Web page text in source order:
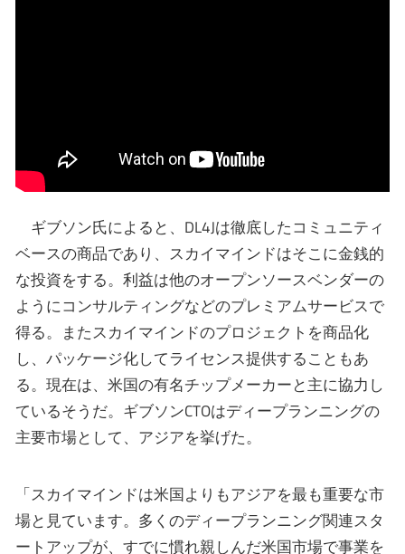
ギブソン氏によると、DL4Jは徹底したコミュニティ
ベースの商品であり、スカイマインドはそこに金銭的
な投資をする。利益は他のオープンソースベンダーの
ようにコンサルティングなどのプレミアムサービスで
得る。またスカイマインドのプロジェクトを商品化
し、パッケージ化してライセンス提供することもあ
る。現在は、米国の有名チップ​​メーカーと主に協力し
ているそうだ。ギブソンCTOはディープランニングの
主要市場として、アジアを挙げた。
「スカイマインドは米国よりもアジアを最も重要な市
場と見ています。多くのディープランニング関連スタ
ートアップが、すでに慣れ親しんだ米国市場で事業を